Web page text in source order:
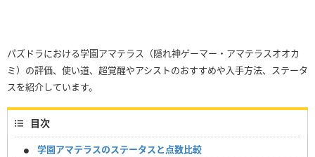
パズドラにおける学園アマテラス（隠れ神ゲーマー・アマテラスオオカ
ミ）の評価、使い道、超覚醒やアシストのおすすめや入手方法、ステータ
スを紹介しています。
目次
学園アマテラスのステータスと点数比較